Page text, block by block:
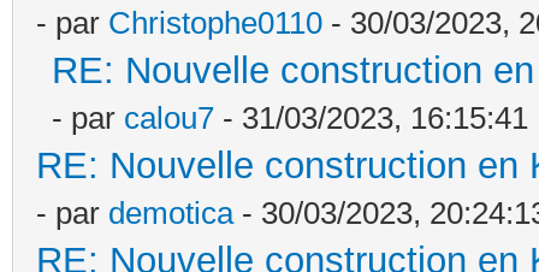
- par Christophe0110 - 30/03/2023,
RE: Nouvelle construction
- par calou7 - 31/03/2023, 16:15:41
RE: Nouvelle construction
- par demotica- 30/03/2023,
RE: Nouvelle construction